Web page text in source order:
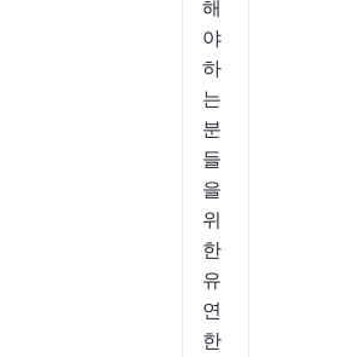
해
야
하
는
분
들
을
위
한
유
연
한